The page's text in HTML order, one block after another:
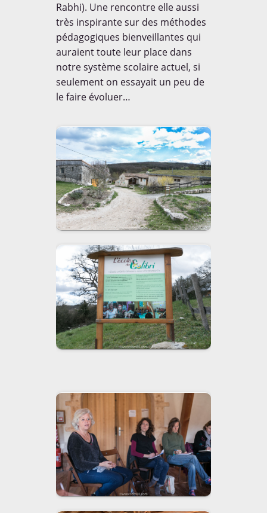
Rabhi). Une rencontre elle aussi
très inspirante sur des méthodes
pédagogiques bienveillantes qui
auraient toute leur place dans
notre système scolaire actuel, si
seulement on essayait un peu de
le faire évoluer…